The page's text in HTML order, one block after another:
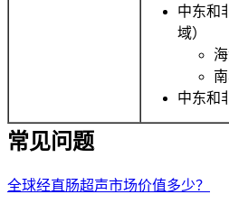
中东和
域）
中东和
常见问题
全球经直肠超声市场价值多少？